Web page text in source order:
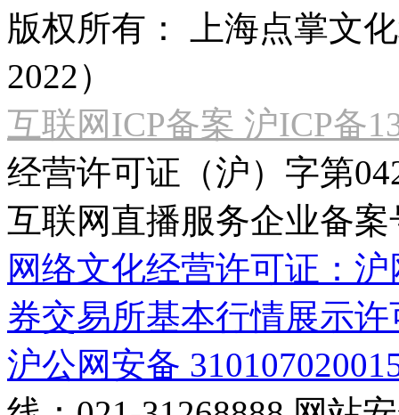
版权所有：
上海点掌文
2022）
互联网ICP备案 沪ICP备
经营许可证（沪）字第
互联网直播服务企业备案
网络文化经营许可证：
券交易所基本行情展示许
沪公网安备